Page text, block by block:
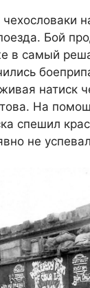
Бой
в самый
натиск
На
спешил
не